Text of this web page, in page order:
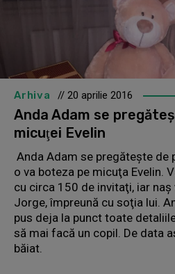
Arhiva // 20 aprilie 2016
Anda Adam se
micuţei Evelin
Anda Adam se pregăteşte de
o va boteza pe micuţa Evelin.
cu circa 150 de invitaţi, iar
Jorge, împreună cu soţia lui.
pus deja la punct toate
să mai facă un copil. De data
băiat.